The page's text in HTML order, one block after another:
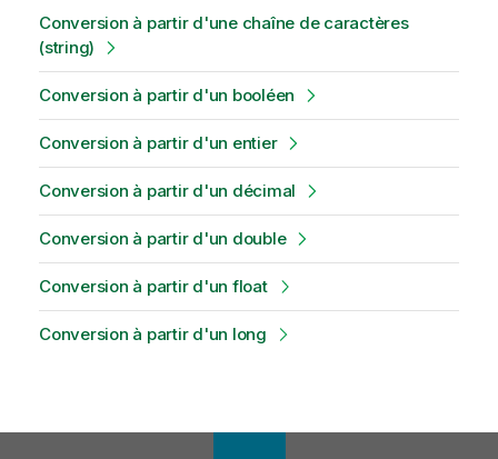
Conversion à partir d'une chaîne de caractères
(string)
Conversion à partir d'un booléen
Conversion à partir d'un entier
Conversion à partir d'un décimal
Conversion à partir d'un double
Conversion à partir d'un float
Conversion à partir d'un long